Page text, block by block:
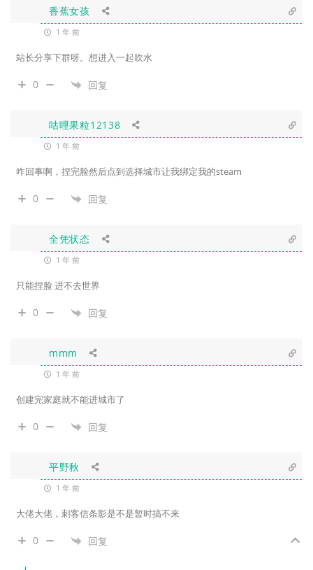
香蕉女孩
1 年 前
站长分享下群呀。想进入一起吹水
0 回复
咕哩果粒12138
1 年 前
咋回事啊，捏完脸然后点到选择城市让我绑定我的steam
0 回复
全凭状态
1 年 前
只能捏脸 进不去世界
0 回复
mmm
1 年 前
创建完家庭就不能进城市了
0 回复
平野秋
1 年 前
大佬大佬，刺客信条影是不是暂时搞不来
0 回复